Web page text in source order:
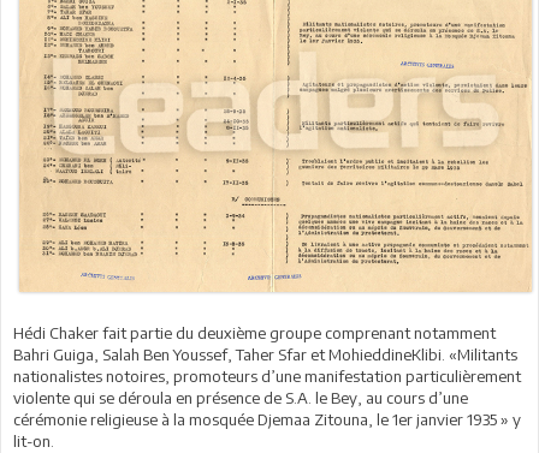
Hédi Chaker fait partie du deuxième groupe comprenant notamment
Bahri Guiga, Salah Ben Youssef, Taher Sfar et MohieddineKlibi. «Militants
nationalistes notoires, promoteurs d’une manifestation particulièrement
violente qui se déroula en présence de S.A. le Bey, au cours d’une
cérémonie religieuse à la mosquée Djemaa Zitouna, le 1er janvier 1935 » y
lit-on.